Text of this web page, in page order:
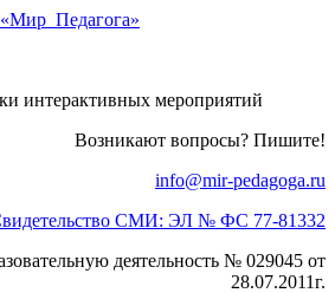
«Мир Педагога»
интерактивных мероприятий
Возникают вопросы? Пишите!
info@mir-pedagoga.ru
СМИ: ЭЛ № ФС 77-81332
деятельность № 029045 от
28.07.2011г.